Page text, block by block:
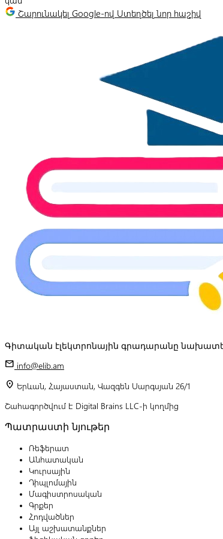
Շարունակել Google-ով Ստեղծել նոր հաշիվ
Գիտական էլեկտրոնային գրադարանը
mail info@elib.am
location_on Երևան, Հայաստան, Վազգեն Սարգսյան 26/1
Շահագործվում է Digital Brains LLC-ի կողմից
Պատրաստի նյութեր
Ռեֆերատ
Անհատական
Կուրսային
Դիպլոմային
Մագիստրոսական
Գրքեր
Հոդվածներ
Այլ աշխատանքներ